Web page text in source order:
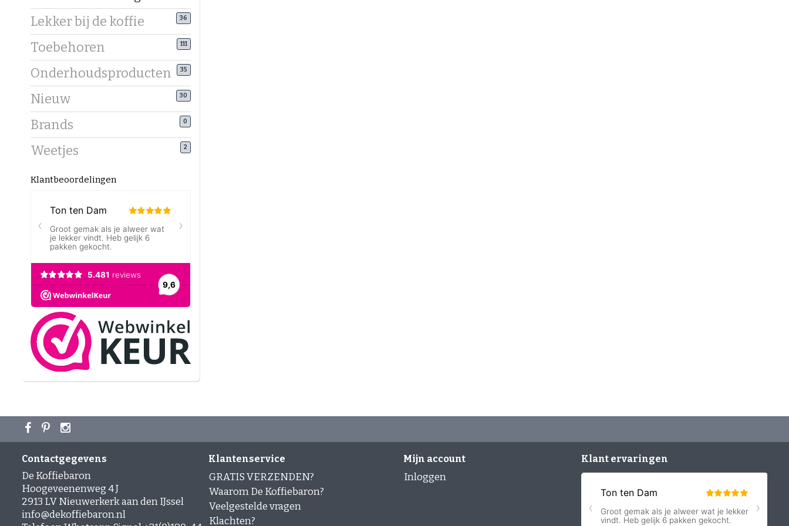
Lekker bij de koffie 36
Toebehoren 111
Onderhoudsproducten 35
Nieuw 30
Brands 0
Weetjes 2
Klantbeoordelingen
Contactgegevens
De Koffiebaron
Hoogeveenenweg 4 J
2913 LV Nieuwerkerk aan den IJssel
info@dekoffiebaron.nl
Klantenservice
GRATIS VERZENDEN?
Waarom De Koffiebaron?
Veelgestelde vragen
Klachten?
Mijn account
Inloggen
Klant ervaringen